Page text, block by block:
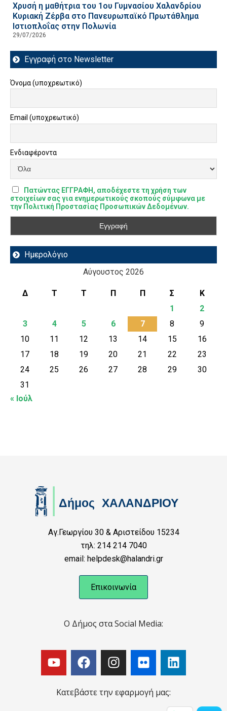
Χρυσή η μαθήτρια του 1ου Γυμνασίου Χαλανδρίου
Κυριακή Ζέρβα στο Πανευρωπαϊκό Πρωτάθλημα
Ιστιοπλοΐας στην Πολωνία
29/07/2026
Εγγραφή στο Newsletter
Όνομα (υποχρεωτικό)
Email (υποχρεωτικό)
Ενδιαφέροντα
Πατώντας ΕΓΓΡΑΦΗ, αποδέχεστε τη χρήση των
στοιχείων σας για ενημερωτικούς σκοπούς σύμφωνα με
την Πολιτική Προστασίας Προσωπικών Δεδομένων.
Ημερολόγιο
Αύγουστος 2026
Δ Τ Τ Π Π Σ
Κ
1
2
3
4 5 6 7 8
9
10
11 12 13 14 15
16
17
18 19 20 21 22
23
24
25 26 27 28 29
30
31
« Ιούλ
Αγ.Γεωργίου 30 & Αριστείδου 15234
τηλ: 214 214 7040
email: helpdesk@halandri.gr
Επικοινωνία
Ο Δήμος στα Social Media:
Κατεβάστε την εφαρμογή μας: